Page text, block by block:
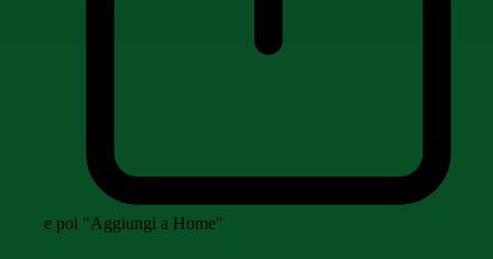
e poi "Aggiungi a Home"